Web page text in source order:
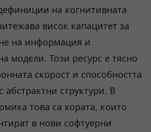
на когнитивната
висок капацитет за
на информация и
модели. Този ресурс е тясно
скорост и способността
абстрактни структури. В
това са хората, които
в нови софтуерни